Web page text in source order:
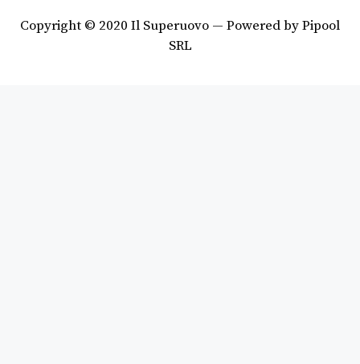
Copyright © 2020 Il Superuovo — Powered by Pipool
SRL